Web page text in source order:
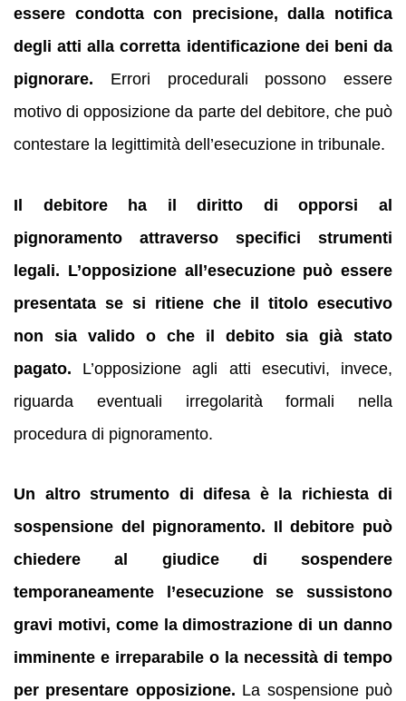
essere condotta con precisione, dalla notifica
degli atti alla corretta identificazione dei beni da
pignorare. Errori procedurali possono essere
motivo di opposizione da parte del debitore, che può
contestare la legittimità dell’esecuzione in tribunale.
Il debitore ha il diritto di opporsi al
pignoramento attraverso specifici strumenti
legali. L’opposizione all’esecuzione può essere
presentata se si ritiene che il titolo esecutivo
non sia valido o che il debito sia già stato
pagato. L’opposizione agli atti esecutivi, invece,
riguarda eventuali irregolarità formali nella
procedura di pignoramento.
Un altro strumento di difesa è la richiesta di
sospensione del pignoramento. Il debitore può
chiedere al giudice di sospendere
temporaneamente l’esecuzione se sussistono
gravi motivi, come la dimostrazione di un danno
imminente e irreparabile o la necessità di tempo
per presentare opposizione. La sospensione può